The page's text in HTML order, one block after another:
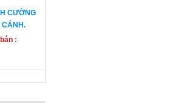
CÁNH.
: